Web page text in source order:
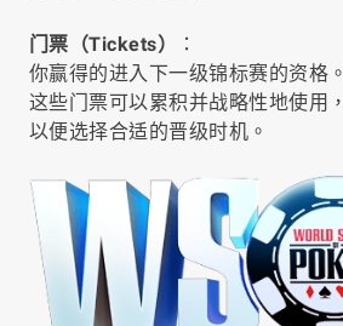
门票（Tickets）
：
你赢得的进入下一级锦标赛的资格。
这些门票可以累积并战略性地使用，
以便选择合适的晋级时机。